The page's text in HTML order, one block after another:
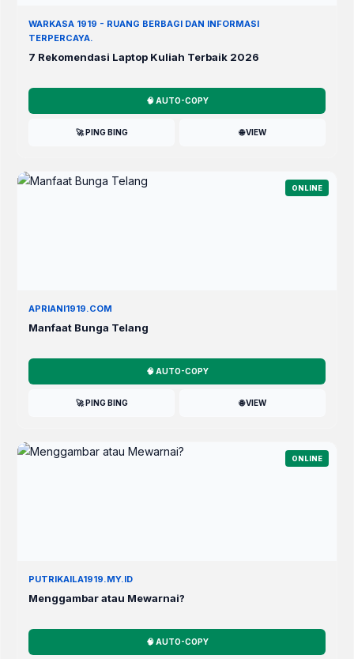
WARKASA 1919 - RUANG BERBAGI DAN INFORMASI
TERPERCAYA.
7 Rekomendasi Laptop Kuliah Terbaik 2026
🧠 AUTO-COPY
🚀 PING BING 🌐 VIEW
ONLINE
APRIANI1919.COM
Manfaat Bunga Telang
🧠 AUTO-COPY
🚀 PING BING 🌐 VIEW
ONLINE
PUTRIKAILA1919.MY.ID
Menggambar atau Mewarnai?
🧠 AUTO-COPY